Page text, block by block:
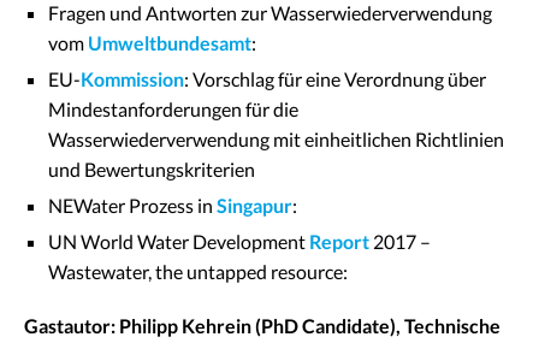
Fragen und Antworten zur Wasserwiederverwendung
vom Umweltbundesamt:
EU-Kommission: Vorschlag für eine Verordnung über
Mindestanforderungen für die
Wasserwiederverwendung mit einheitlichen Richtlinien
und Bewertungskriterien
NEWater Prozess in Singapur:
UN World Water Development Report 2017 –
Wastewater, the untapped resource:
Gastautor: Philipp Kehrein (PhD Candidate), Technische